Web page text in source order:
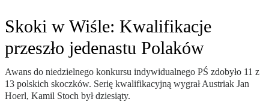
Skoki w Wiśle: Kwalifikacje
przeszło jedenastu Polaków
Awans do niedzielnego konkursu indywidualnego PŚ zdobyło 11 z
13 polskich skoczków. Serię kwalifikacyjną wygrał Austriak Jan
Hoerl, Kamil Stoch był dziesiąty.